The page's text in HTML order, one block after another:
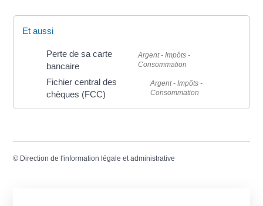
Et aussi
Perte de sa carte
bancaire
Argent - Impôts -
Consommation
Fichier central des
chèques (FCC)
Argent - Impôts -
Consommation
© Direction de l'information légale et administrative